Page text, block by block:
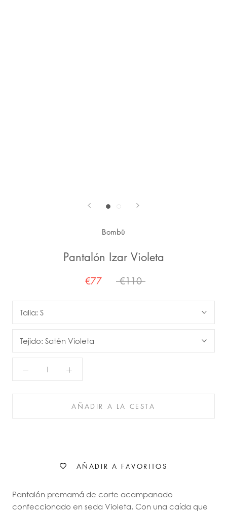
Bombü
Pantalón Izar Violeta
€77 €110
Talla: S
Tejido: Satén Violeta
AÑADIR A LA CESTA
AÑADIR A FAVORITOS
Pantalón premamá de corte acampanado
confeccionado en seda Violeta. Con una caída que